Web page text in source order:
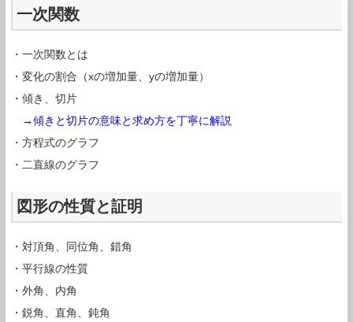
一次関数
・一次関数とは
・変化の割合（xの増加量、yの増加量）
・傾き、切片
→傾きと切片の意味と求め方を丁寧に解説
・方程式のグラフ
・二直線のグラフ
図形の性質と証明
・対頂角、同位角、錯角
・平行線の性質
・外角、内角
・鋭角、直角、鈍角